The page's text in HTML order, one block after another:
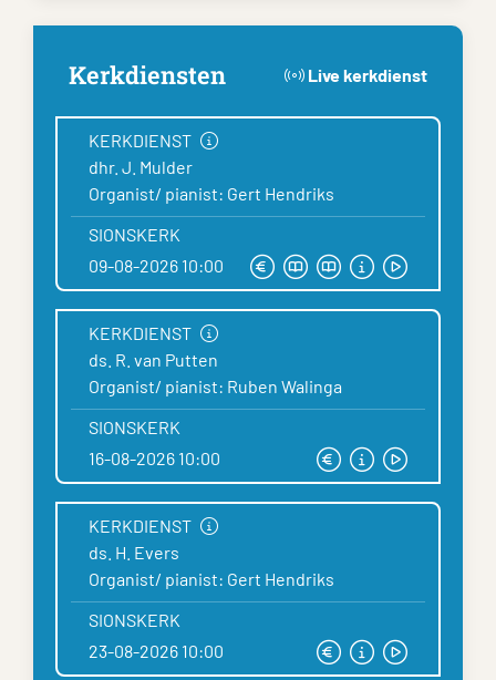
Kerkdiensten Live kerkdienst
KERKDIENST
dhr. J. Mulder
Organist/ pianist: Gert Hendriks
SIONSKERK
09-08-2026 10:00
KERKDIENST
ds. R. van Putten
Organist/ pianist: Ruben Walinga
SIONSKERK
16-08-2026 10:00
KERKDIENST
ds. H. Evers
Organist/ pianist: Gert Hendriks
SIONSKERK
23-08-2026 10:00